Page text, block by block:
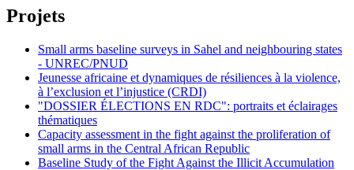
Projets
Small arms baseline surveys in Sahel and neighbouring states
- UNREC/PNUD
Jeunesse africaine et dynamiques de résiliences à la violence,
à l’exclusion et l’injustice (CRDI)
"DOSSIER ÉLECTIONS EN RDC": portraits et éclairages
thématiques
Capacity assessment in the fight against the proliferation of
small arms in the Central African Republic
Baseline Study of the Fight Against the Illicit Accumulation